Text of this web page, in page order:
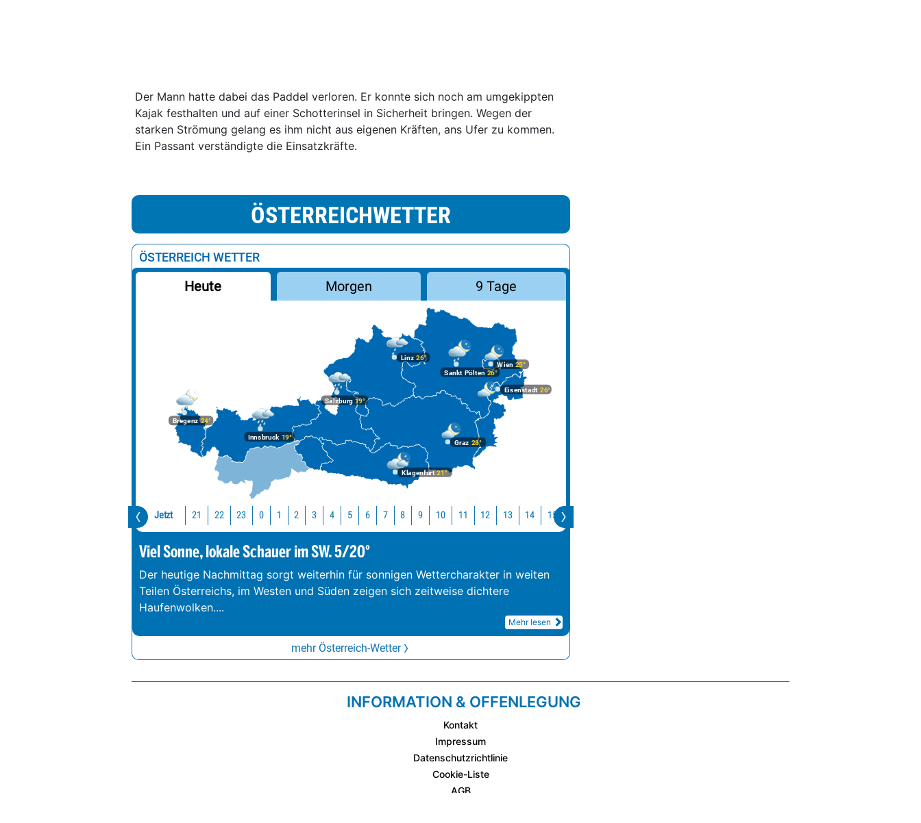
Der Mann hatte dabei das Paddel verloren. Er konnte sich noch am umgekippten
Kajak festhalten und auf einer Schotterinsel in Sicherheit bringen. Wegen der
starken Strömung gelang es ihm nicht aus eigenen Kräften, ans Ufer zu kommen.
Ein Passant verständigte die Einsatzkräfte.
ÖSTERREICHWETTER
ÖSTERREICH WETTER
Heute Morgen 9 Tage
Bregenz24°
Graz 28°
Innsbruck19°
Klagenfurt21°
Linz 26°
Salzburg19°
Wien 25°
Eisenstadt 26°
Sankt Pölten 26°
Jetzt 21 22 23 0 1 2 3 4 5 6 7 8 9 10 11 12 13 14 15
Viel Sonne, lokale Schauer im SW. 5/20°
Der heutige Nachmittag sorgt weiterhin für sonnigen Wettercharakter in weiten
Teilen Österreichs, im Westen und Süden zeigen sich zeitweise dichtere
Haufenwolken....
Mehr lesen
mehr Österreich-Wetter
INFORMATION & OFFENLEGUNG
Kontakt
Impressum
Datenschutzrichtlinie
Cookie-Liste
AGB